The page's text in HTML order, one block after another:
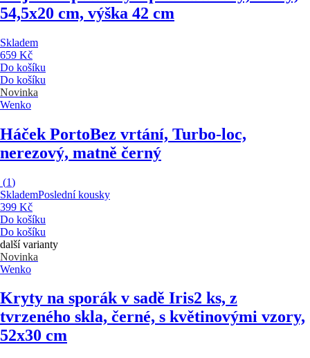
54,5x20 cm, výška 42 cm
Skladem
659 Kč
Do košíku
Do košíku
Novinka
Wenko
Háček PortoBez vrtání, Turbo-loc,
nerezový, matně černý
(1)
SklademPoslední kousky
399 Kč
Do košíku
Do košíku
další varianty
Novinka
Wenko
Kryty na sporák v sadě Iris2 ks, z
tvrzeného skla, černé, s květinovými vzory,
52x30 cm